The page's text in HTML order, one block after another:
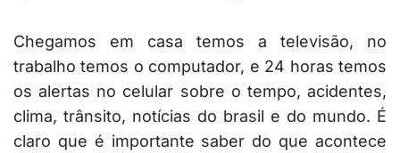
Chegamos em casa temos a televisão, no
trabalho temos o computador, e 24 horas temos
os alertas no celular sobre o tempo, acidentes,
clima, trânsito, notícias do brasil e do mundo. É
claro que é importante saber do que acontece